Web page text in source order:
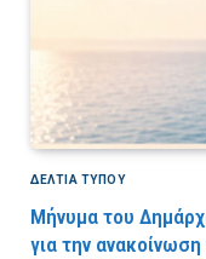
ΔΕΛΤΙΑ ΤΥΠΟΥ
Μήνυμα του
για την